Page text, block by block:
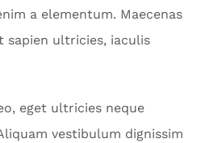
a elementum. Maecenas
sapien ultricies, iaculis
eget ultricies neque
vestibulum dignissim